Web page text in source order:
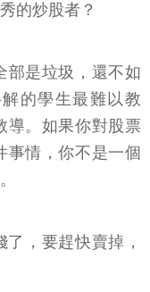
的炒股者？
部是垃圾，還不如
的學生最難以教
導。如果你對股票
事情，你不是一個
，要趕快賣掉，